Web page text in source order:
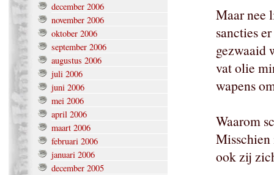
december 2006
november 2006
oktober 2006
september 2006
augustus 2006
juli 2006
juni 2006
mei 2006
april 2006
maart 2006
februari 2006
januari 2006
december 2005
Maar nee
sancties
gezwaaid
vat olie
wapens
Waarom
Misschien
ook zij